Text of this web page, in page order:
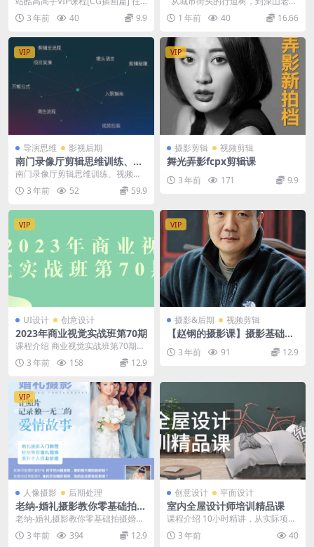
期推荐 PS插画：线描、森系风格养
成班 台...
3 年前 40 9.9
的参天古木，我们将教会你发现树
在不同...
1 年前 40 16.66
VIP
导演思维 影视后期
南门录像厅剪辑思维训练、视
频研究中心高清无秘
南门录像厅剪辑思维训练、视频研
究中心高清无秘
3 年前 52 59.9
VIP
摄影剪辑 视频剪辑
舞光弄影fcpx剪辑课
3 年前 171 9.9
VIP
UI设计 创意设计
2023年商业视觉实战班第70期
课程介绍 商业视觉实战班第70期旨
在教授学员商业设计中的视觉内容
制作与营销策略。...
3 年前 158 12.9
VIP
摄影&后期 视频剪辑
【赵钢的摄影课】摄影基础研
3 年前 91 12.9
VIP
人像摄影 后期处理
老纳-婚礼摄影教你零基础拍摄
婚礼全流程
老纳-婚礼摄影教你零基础拍摄婚礼
全流程蜂鸟微课堂，蜂鸟摄影 老纳
老师带你重现婚礼...
3 年前 394 12.9
创意设计 平面设计
室内全屋设计师培训精品课
课程介绍 10小时精讲，从实际项目
出发解决设计问题。16年设计经
验，用实际案例帮...
3 年前 40